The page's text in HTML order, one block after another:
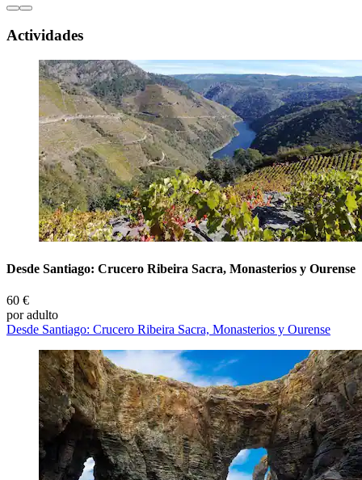
Actividades
Desde Santiago: Crucero Ribeira Sacra, Monasterios y Ourense
60 €
por adulto
Desde Santiago: Crucero Ribeira Sacra, Monasterios y Ourense